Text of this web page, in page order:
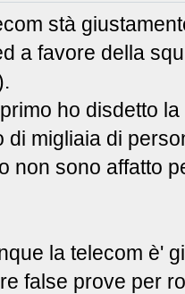
stà
a favore della
ho disdetto
di migliaia di
non sono affatto
la telecom è'
false prove per